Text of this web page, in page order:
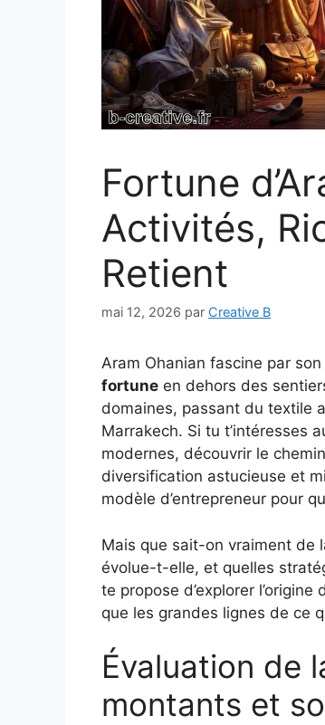
Fortune
Activités,
Retient
mai 12, 2026 par Creative B
Aram Ohanian fascine par
fortune en dehors des
domaines, passant du textile
Marrakech. Si tu t’intéresses
modernes, découvrir le
diversification astucieuse et
modèle d’entrepreneur pour
Mais que sait-on vraiment de
évolue-t-elle, et quelles
te propose d’explorer
que les grandes lignes de ce
Évaluation de
montants et